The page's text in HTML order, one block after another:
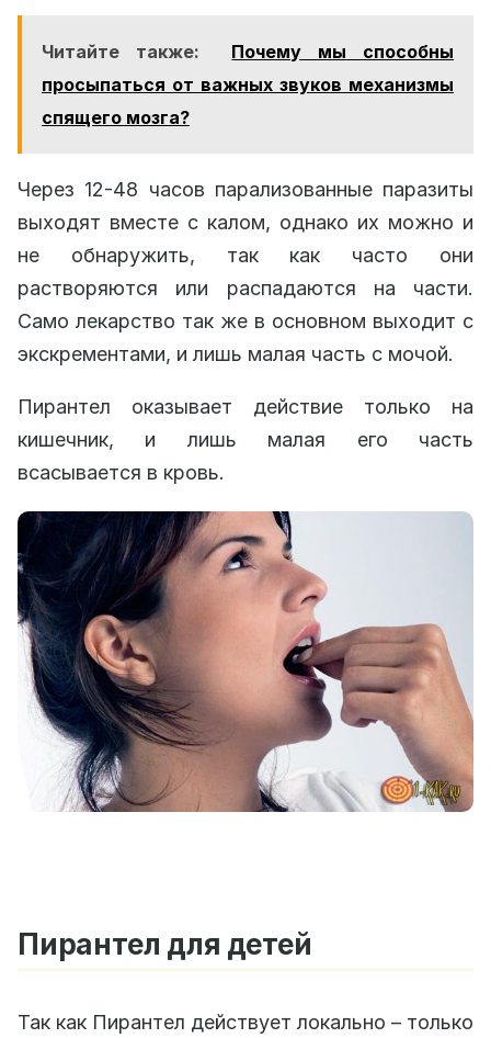
Читайте также:
Почему мы способны
просыпаться от важных звуков механизмы
спящего мозга?
Через 12-48 часов парализованные паразиты
выходят вместе с калом, однако их можно и
не обнаружить, так как часто они
растворяются или распадаются на части.
Само лекарство так же в основном выходит с
экскрементами, и лишь малая часть с мочой.
Пирантел оказывает действие только на
кишечник, и лишь малая его часть
всасывается в кровь.
Пирантел для детей
Так как Пирантел действует локально – только